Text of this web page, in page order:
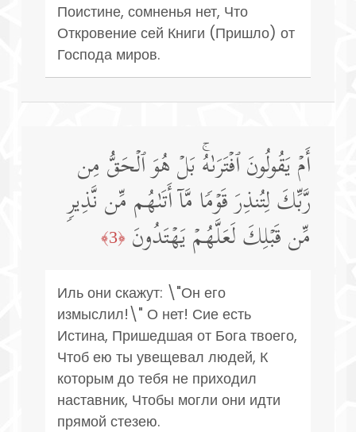
Поистине, сомненья нет, Что
Откровение сей Книги (Пришло) от
Господа миров.
أَمۡ یَقُولُونَ ٱفۡتَرَىٰهُۚ بَلۡ هُوَ ٱلۡحَقُّ مِن
رَّبِّكَ لِتُنذِرَ قَوۡمࣰا مَّاۤ أَتَىٰهُم مِّن نَّذِیرࣲ
مِّن قَبۡلِكَ لَعَلَّهُمۡ یَهۡتَدُونَ ﴿3﴾
Иль они скажут: \"Он его
измыслил!\" О нет! Сие есть
Истина, Пришедшая от Бога твоего,
Чтоб ею ты увещевал людей, К
которым до тебя не приходил
наставник, Чтобы могли они идти
прямой стезею.